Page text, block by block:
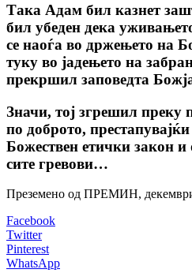
Така Адам бил казнет
бил убеден дека
се наоѓа во држењето на
туку во јадењето на
прекршил заповедта
Значи, тој згрешил преку
по доброто,
Божествен етички закон и
сите гревови…
Преземено од ПРЕМИН, декември
Facebook
Twitter
Pinterest
WhatsApp